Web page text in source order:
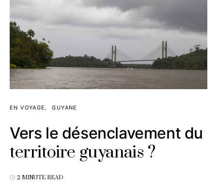
EN VOYAGE GUYANE
Vers le désenclavement du
territoire guyanais ?
2 MINUTE READ